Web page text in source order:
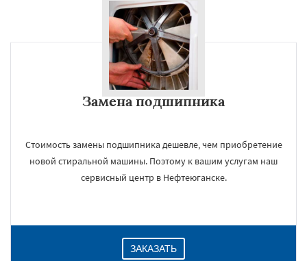
Замена подшипника
Стоимость замены подшипника дешевле, чем приобретение
новой стиральной машины. Поэтому к вашим услугам наш
сервисный центр в Нефтеюганске.
ЗАКАЗАТЬ